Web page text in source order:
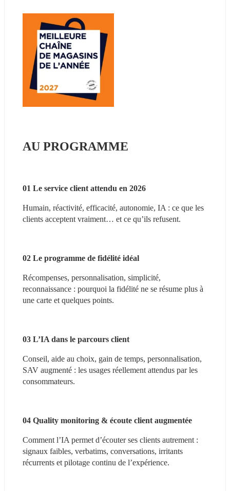
AU PROGRAMME
01 Le service client attendu en 2026
Humain, réactivité, efficacité, autonomie, IA : ce que les
clients acceptent vraiment… et ce qu’ils refusent.
02 Le programme de fidélité idéal
Récompenses, personnalisation, simplicité,
reconnaissance : pourquoi la fidélité ne se résume plus à
une carte et quelques points.
03 L’IA dans le parcours client
Conseil, aide au choix, gain de temps, personnalisation,
SAV augmenté : les usages réellement attendus par les
consommateurs.
04 Quality monitoring & écoute client augmentée
Comment l’IA permet d’écouter ses clients autrement :
signaux faibles, verbatims, conversations, irritants
récurrents et pilotage continu de l’expérience.